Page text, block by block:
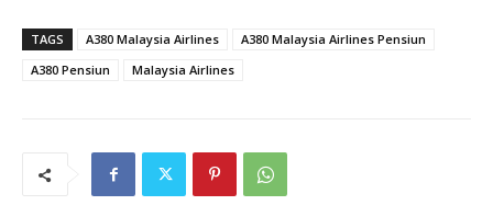
TAGS A380 Malaysia Airlines
A380 Malaysia Airlines Pensiun
A380 Pensiun
Malaysia Airlines